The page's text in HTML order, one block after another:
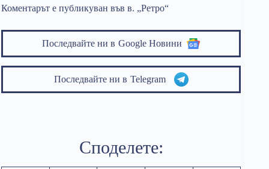
Коментарът е публикуван във в. „Ретро“
Последвайте ни в Google Новини
Последвайте ни в Telegram
Споделете: